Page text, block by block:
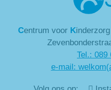
Centrum voor K
Tel.: 089
e-mail: